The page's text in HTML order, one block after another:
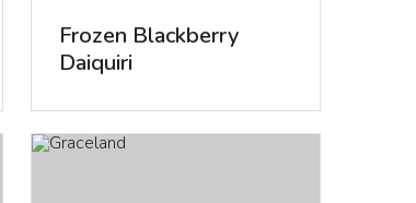
Frozen Blackberry
Daiquiri